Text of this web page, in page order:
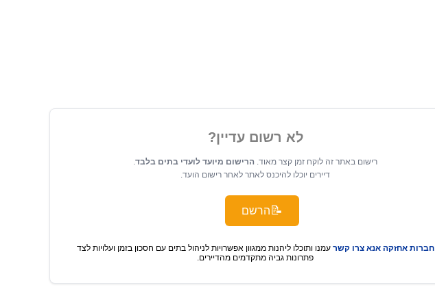
לא רשום עדיין?
רישום באתר זה לוקח זמן קצר מאוד. הרישום מיועד לועדי בתים בלבד.
דיירים יוכלו להיכנס לאתר לאחר רישום הועד.
📝 הרשם
חברות אחזקה אנא צרו קשר עמנו ותוכלו ליהנות ממגוון אפשרויות לניהול בתים עם חסכון בזמן ועלויות לצד
פתרונות גביה מתקדמים מהדיירים.